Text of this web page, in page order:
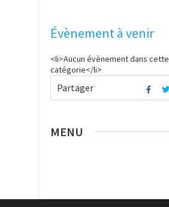
Évènement à venir
<li>Aucun évènement dans cette
catégorie</li>
Partager
MENU